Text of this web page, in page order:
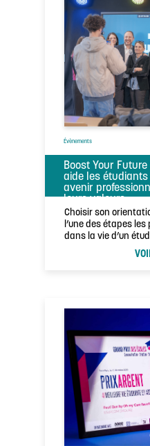
Évènements
Boost Your
aide les
avenir
leurs valeurs
Choisir son
l’une des étapes
dans la vie d’un